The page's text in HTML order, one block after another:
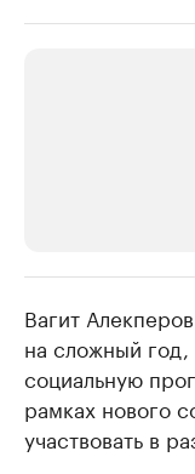
Крупнейшие
продавцы
Ознакомьтесь с
Вагит
на сложный
социальную
рамках нового
участвовать в